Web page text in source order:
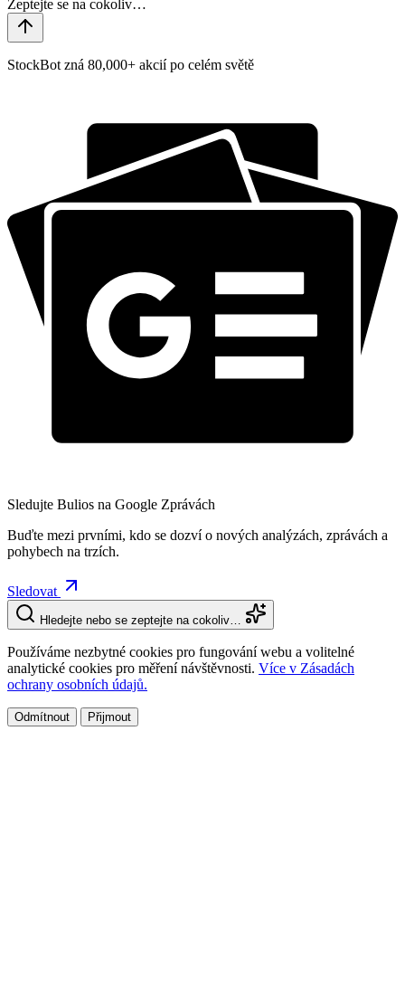
StockBot zná 80,000+ akcií po celém světě
Sledujte Bulios na Google Zprávách
Buďte mezi prvními, kdo se dozví o nových analýzách, zprávách a
pohybech na trzích.
Sledovat
Hledejte nebo se zeptejte na cokoliv…
Používáme nezbytné cookies pro fungování webu a volitelné
analytické cookies pro měření návštěvnosti. Více v Zásadách
ochrany osobních údajů.
Odmítnout Přijmout